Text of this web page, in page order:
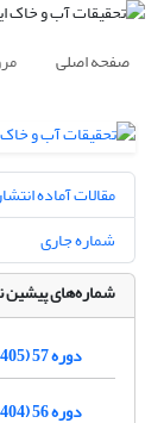
صفحه اصلی
مقالات آماده
شماره جاری
شماره‌های پیشین
دوره 57 (1405)
دوره 56 (1404)